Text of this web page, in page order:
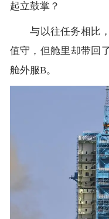
起立鼓掌？
与以往任务相比，
值守，但舱里却带回
舱外服B。